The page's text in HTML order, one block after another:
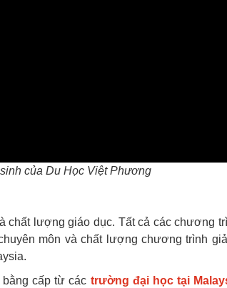
của Du Học Việt Phương
chất lượng giáo dục. Tất cả các chương
môn và chất lượng chương trình
cấp từ các trường đại học tại